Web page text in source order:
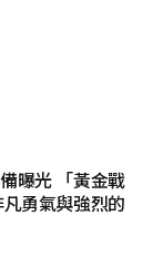
曝光 「黃金戰
勇氣與強烈的